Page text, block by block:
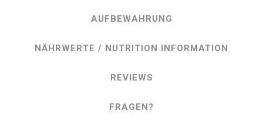
AUFBEWAHRUNG
NÄHRWERTE / NUTRITION INFORMATION
REVIEWS
FRAGEN?